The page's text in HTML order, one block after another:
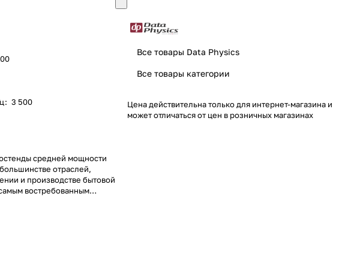
: 3 500
средней мощности
отраслей,
и производстве бытовой
востребованным
Все товары Data Physics
Все товары категории
Цена действительна только для интернет-магазина и
может отличаться от цен в розничных магазинах